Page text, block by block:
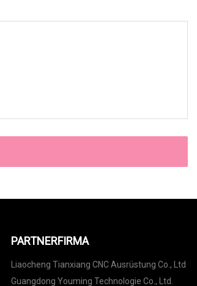
PARTNERFIRMA
Liaocheng Tianxiang CNC Ausrüstung Co., Ltd
Guangdong Youming Technologie Co., Ltd.